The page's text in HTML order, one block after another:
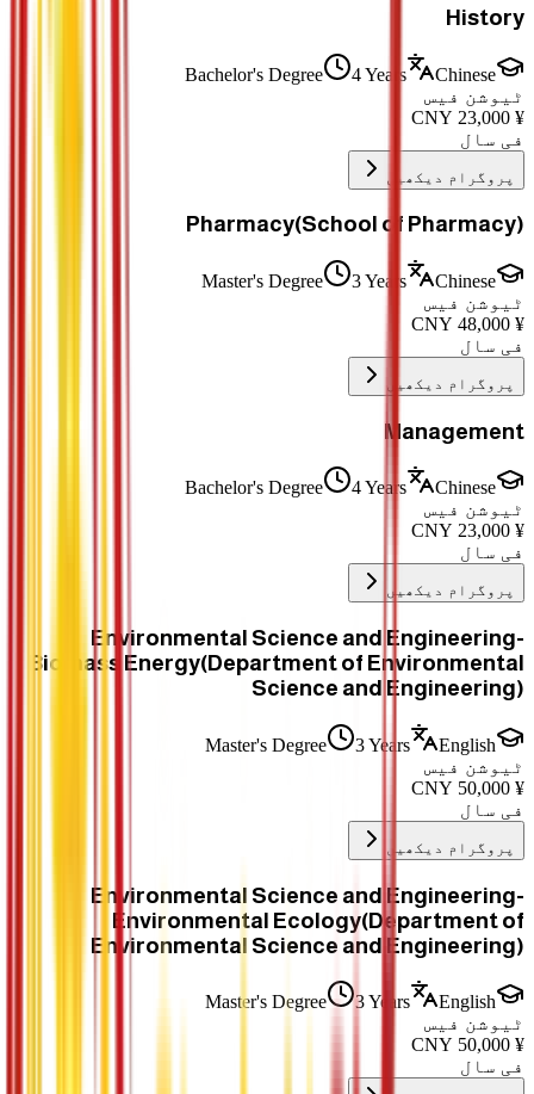
History
Bachelor's Degree 4 Years
Chinese
ٹیوشن فیس
¥
23,000
فی سال
پروگرام دیکھیں
Pharmacy(School of Pharmacy)
Master's Degree 3 Years
Chinese
ٹیوشن فیس
¥
48,000
فی سال
پروگرام دیکھیں
Management
Bachelor's Degree 4 Years
Chinese
ٹیوشن فیس
¥
23,000
فی سال
پروگرام دیکھیں
Environmental Science and Engineering-
Biomass Energy(Department of Environmental
Science and Engineering)
Master's Degree 3 Years
English
ٹیوشن فیس
¥
50,000
فی سال
پروگرام دیکھیں
Environmental Science and Engineering-
Environmental Ecology(Department of
Environmental Science and Engineering)
Master's Degree 3 Years
English
ٹیوشن فیس
¥
50,000
فی سال